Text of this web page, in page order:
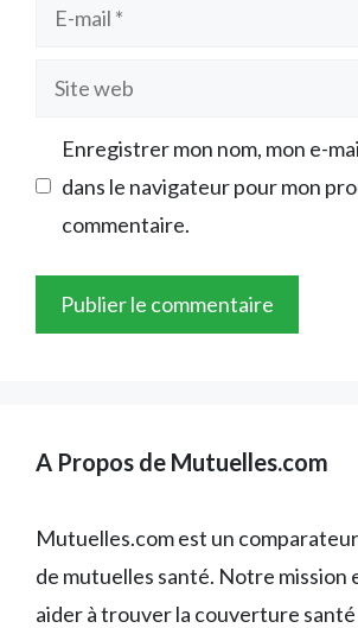
Site
Enregistrer mon nom, mon e-
dans le navigateur pour mon
commentaire.
A Propos de Mutuelles.com
Mutuelles.com est un
de mutuelles santé. Notre mission
aider à trouver la couverture santé